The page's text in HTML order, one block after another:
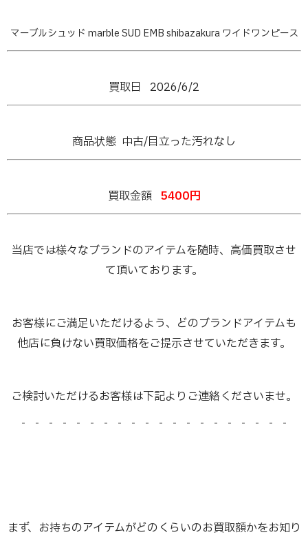
マーブルシュッド marble SUD EMB shibazakura ワイドワンピース
買取日 2026/6/2
商品状態 中古/目立った汚れなし
買取金額 5400円
当店では様々なブランドのアイテムを随時、高価買取させ
て頂いております。
お客様にご満足いただけるよう、どのブランドアイテムも
他店に負けない買取価格をご提示させていただきます。
ご検討いただけるお客様は下記よりご連絡くださいませ。
- - - - - - - - - - - - - - - - - - - -
まず、お持ちのアイテムがどのくらいのお買取額かをお知り